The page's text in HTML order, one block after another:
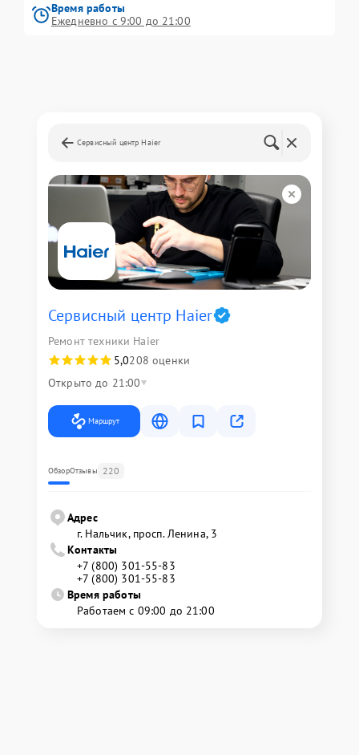
Время работы
Ежедневно с 9:00 до 21:00
Сервисный центр Haier
Сервисный центр Haier
Ремонт техники Haier
5,0208 оценки
Открыто до 21:00
Маршрут
ОбзорОтзывы 220
Адрес
г. Нальчик, просп. Ленина, 3
Контакты
+7 (800) 301-55-83
+7 (800) 301-55-83
Время работы
Работаем с 09:00 до 21:00